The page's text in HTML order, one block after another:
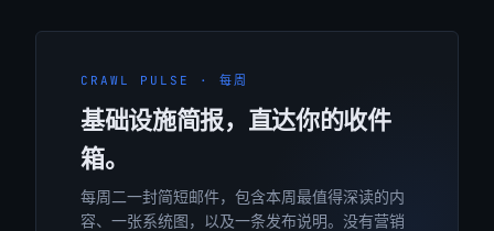
CRAWL PULSE · 每周
基础设施简报，直达你的收件
箱。
每周二一封简短邮件，包含本周最值得深读的内
容、一张系统图，以及一条发布说明。没有营销